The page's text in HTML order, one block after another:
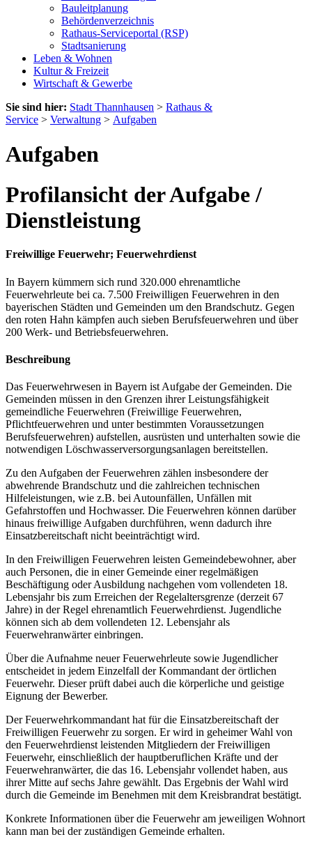
Bauleitplanung
Behördenverzeichnis
Rathaus-Serviceportal (RSP)
Stadtsanierung
Leben & Wohnen
Kultur & Freizeit
Wirtschaft & Gewerbe
Sie sind hier: Stadt Thannhausen > Rathaus &
Service > Verwaltung > Aufgaben
Aufgaben
Profilansicht der Aufgabe /
Dienstleistung
Freiwillige Feuerwehr; Feuerwehrdienst
In Bayern kümmern sich rund 320.000 ehrenamtliche
Feuerwehrleute bei ca. 7.500 Freiwilligen Feuerwehren in den
bayerischen Städten und Gemeinden um den Brandschutz. Gegen
den roten Hahn kämpfen auch sieben Berufsfeuerwehren und über
200 Werk- und Betriebsfeuerwehren.
Beschreibung
Das Feuerwehrwesen in Bayern ist Aufgabe der Gemeinden. Die
Gemeinden müssen in den Grenzen ihrer Leistungsfähigkeit
gemeindliche Feuerwehren (Freiwillige Feuerwehren,
Pflichtfeuerwehren und unter bestimmten Voraussetzungen
Berufsfeuerwehren) aufstellen, ausrüsten und unterhalten sowie die
notwendigen Löschwasserversorgungsanlagen bereitstellen.
Zu den Aufgaben der Feuerwehren zählen insbesondere der
abwehrende Brandschutz und die zahlreichen technischen
Hilfeleistungen, wie z.B. bei Autounfällen, Unfällen mit
Gefahrstoffen und Hochwasser. Die Feuerwehren können darüber
hinaus freiwillige Aufgaben durchführen, wenn dadurch ihre
Einsatzbereitschaft nicht beeinträchtigt wird.
In den Freiwilligen Feuerwehren leisten Gemeindebewohner, aber
auch Personen, die in einer Gemeinde einer regelmäßigen
Beschäftigung oder Ausbildung nachgehen vom vollendeten 18.
Lebensjahr bis zum Erreichen der Regelaltersgrenze (derzeit 67
Jahre) in der Regel ehrenamtlich Feuerwehrdienst. Jugendliche
können sich ab dem vollendeten 12. Lebensjahr als
Feuerwehranwärter einbringen.
Über die Aufnahme neuer Feuerwehrleute sowie Jugendlicher
entscheidet in jedem Einzelfall der Kommandant der örtlichen
Feuerwehr. Dieser prüft dabei auch die körperliche und geistige
Eignung der Bewerber.
Der Feuerwehrkommandant hat für die Einsatzbereitschaft der
Freiwilligen Feuerwehr zu sorgen. Er wird in geheimer Wahl von
den Feuerwehrdienst leistenden Mitgliedern der Freiwilligen
Feuerwehr, einschließlich der hauptberuflichen Kräfte und der
Feuerwehranwärter, die das 16. Lebensjahr vollendet haben, aus
ihrer Mitte auf sechs Jahre gewählt. Das Ergebnis der Wahl wird
durch die Gemeinde im Benehmen mit dem Kreisbrandrat bestätigt.
Konkrete Informationen über die Feuerwehr am jeweiligen Wohnort
kann man bei der zuständigen Gemeinde erhalten.